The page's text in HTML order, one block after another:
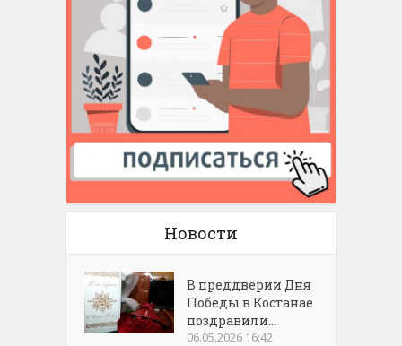
Новости
В преддверии Дня
Победы в Костанае
поздравили...
06.05.2026 16:42